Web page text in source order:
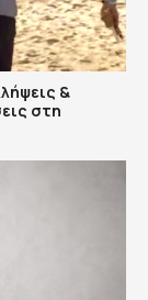
&
στη